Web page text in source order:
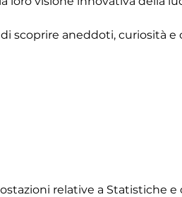
scoprire aneddoti, curiosità e
relative a Statistiche e